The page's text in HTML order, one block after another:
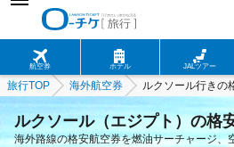
航空券 ホテル JALツアー
旅行TOP 海外航空券 ルクソール行きの
ルクソール（エジプト）の格
海外路線の格安航空券を燃油サーチャージ、